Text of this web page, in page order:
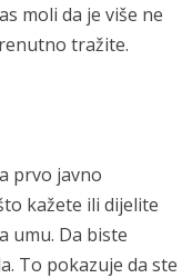
moli da je više ne
tražite.
prvo javno
kažete ili dijelite
umu. Da biste
To pokazuje da ste